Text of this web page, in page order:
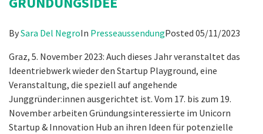
BySara Del NegroIn PresseaussendungPosted 05/11/2023
Graz, 5. November 2023: Auch dieses Jahr veranstaltet das
Ideentriebwerk wieder den Startup Playground, eine
Veranstaltung, die speziell auf angehende
Junggründer:innen ausgerichtet ist. Vom 17. bis zum 19.
November arbeiten Gründungsinteressierte im Unicorn
Startup & Innovation Hub an ihren Ideen für potenzielle